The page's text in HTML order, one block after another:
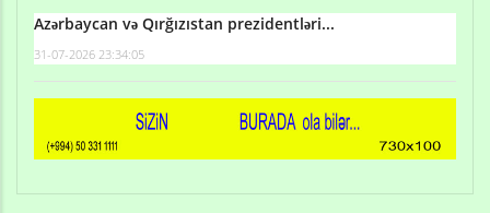
Azərbaycan və Qırğızıstan prezidentləri...
31-07-2026 23:34:05
Qulu Məhərrəmli: Sosial şəbəkələrdə söyüş niyə artıb?